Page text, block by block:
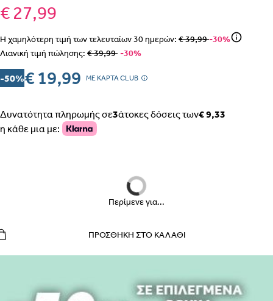
€ 27,99
Η χαμηλότερη τιμή των τελευταίων30ημερών: € 39,99-30%
Λιανική τιμή πώλησης: € 39,99 -30%
-50%€ 19,99 MΕ ΚΑΡΤΑ CLUB
Δυνατότητα πληρωμής σε3άτοκες δόσεις των€ 9,33
η κάθε μια με:
Περίμενε για...
ΠΡΟΣΘΉΚΗ ΣΤΟ ΚΑΛΆΘΙ
ΒΗΜΑ 1
ΒΗΜΑ 2
ΕΣΩΡΟΥΧΑ ΕΓΚΥΜΟΣΥΝΗΣ – ΣΛΙΠ, ΖΩΝΗ, ΚΟΡΣΕΣ